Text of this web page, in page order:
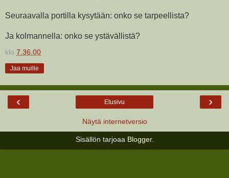
Seuraavalla portilla kysytään: onko se tarpeellista?
Ja kolmannella: onko se ystävällistä?
klo 7.36.00
Jaa muille
‹ ›
Etusivu
Näytä internetversio
Sisällön tarjoaa Blogger.